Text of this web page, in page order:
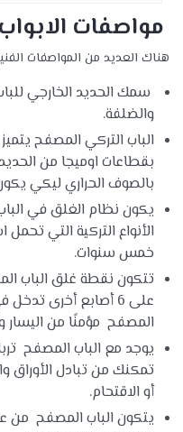
مواصفات
هناك العديد من المواصفات
والضلفة.
الباب التركي المصفح
بالصوف الحراري ليكي
يكون نظام الغلق في
خمس سنوات.
تتكون نقطة غلق الباب
على 6 أصابع أخرى
المصفح مؤمنًا من اليسار
تمكنك من تبادل الأوراق
أو الاقتحام.
يتكون الباب المصفح من